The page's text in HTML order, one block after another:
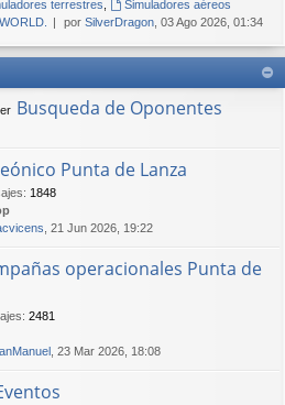
terrestres
Simuladores aéreos
por SilverDragon , 03 Ago 2026, 01:34
Busqueda de Oponentes
Punta de Lanza
: 1848
, 21 Jun 2026, 19:22
operacionales Punta de
: 2481
, 23 Mar 2026, 18:08